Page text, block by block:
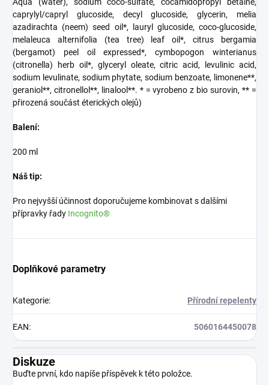
Aqua (water), sodium coco-sulfate, cocamidopropyl betaine,
caprylyl/capryl glucoside, decyl glucoside, glycerin, melia
azadirachta (neem) seed oil*, lauryl glucoside, coco-glucoside,
melaleuca alternifolia (tea tree) leaf oil*, citrus bergamia
(bergamot) peel oil expressed*, cymbopogon winterianus
(citronella) herb oil*, glyceryl oleate, citric acid, levulinic acid,
sodium levulinate, sodium phytate, sodium benzoate, limonene**,
geraniol**, citronellol**, linalool**. * = vyrobeno z bio surovin, ** =
přirozená součást éterických olejů)
Balení:
200 ml
Náš tip:
Pro nejvyšší účinnost doporučujeme kombinovat s dalšími
přípravky řady Incognito®
Doplňkové parametry
Kategorie: Přírodní repelenty
EAN: 5060164450078
Diskuze
Buďte první, kdo napíše příspěvek k této položce.